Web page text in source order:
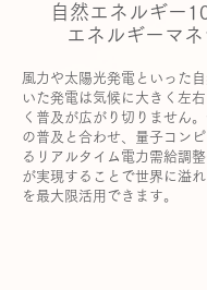
自然エネルギー
エネルギーマ
風力や太陽光発電といった
いた発電は気候に大きく左
く普及が広がり切りません
の普及と合わせ、量子コン
るリアルタイム電力需給調
が実現することで世界に溢
を最大限活用できます。